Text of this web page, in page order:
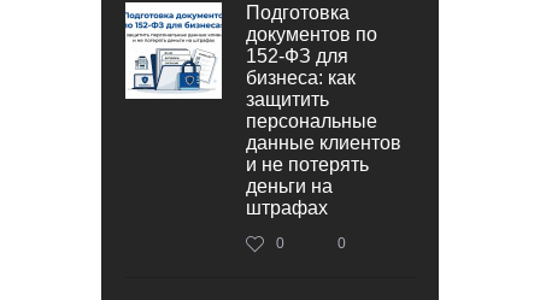
Подготовка
документов по
152‑ФЗ для
бизнеса: как
защитить
персональные
данные клиентов
и не потерять
деньги на
штрафах
0 0